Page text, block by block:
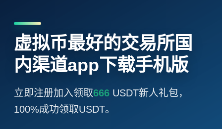
虚拟币最好的交易所国
内渠道app下载手机版
立即注册加入领取666USDT新人礼包，
100%成功领取USDT。